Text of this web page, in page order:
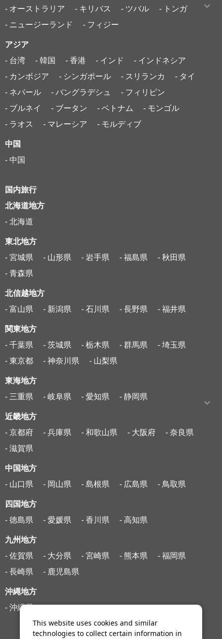
- オーストラリア
- キリバス - ツバル
- トンガ
- ニュージーランド
- フィジー
アジア
- 台湾
- 韓国 - 香港 - インド
- インドネシア
- カンボジア
- シンガポール - スリランカ
- タイ
- ネパール
- バングラデシュ
- フィリピン
- ブルネイ
- ブータン - ベトナム
- モンゴル
- ラオス
- マレーシア - モルディブ
中国
- 中国
国内旅行
北海道地方
- 北海道
東北地方
- 宮城県
- 山形県 - 岩手県 - 福島県
- 秋田県
- 青森県
北信越地方
- 富山県
- 新潟県 - 石川県 - 長野県 - 福井県
関東地方
- 千葉県
- 茨城県 - 栃木県 - 群馬県
- 埼玉県
- 東京都
- 神奈川県 - 山梨県
東海地方
- 三重県
- 岐阜県 - 愛知県 - 静岡県
近畿地方
- 京都府
- 兵庫県 - 和歌山県 - 大阪府
- 奈良県
- 滋賀県
中国地方
- 山口県
- 岡山県 - 島根県 - 広島県 - 鳥取県
四国地方
- 徳島県
- 愛媛県 - 香川県 - 高知県
九州地方
- 佐賀県
- 大分県 - 宮崎県 - 熊本県
- 福岡県
- 長崎県
- 鹿児島県
沖縄地方
- 沖縄県
This website uses cookies and similar
technologies to collect certain information in